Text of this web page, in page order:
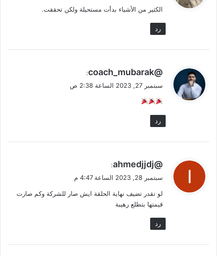
ل
الكثير من الأشياء بدأت مستحيلة ولكن تحققت.
رد
ي
ل
@coach_mubarak
:
سبتمبر 27, 2023 الساعة 2:38 ص
رد
ي
ل
@ahmedjjdj
:
سبتمبر 28, 2023 الساعة 4:47 م
لو تقدر تضيف نهاية الحلقة ايش صار للشركة وكم صارت
قيمتها بتطلع رهيبة
رد